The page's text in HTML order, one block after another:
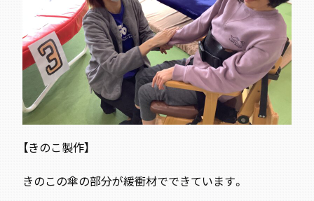
【きのこ製作】
きのこの傘の部分が緩衝材でできています。